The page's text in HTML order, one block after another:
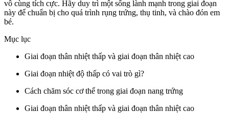
vô cùng tích cực. Hãy duy trì một sống lành mạnh trong giai đoạn
này để chuẩn bị cho quá trình rụng trứng, thụ tinh, và chào đón em
bé.
Mục lục
Giai đoạn thân nhiệt thấp và giai đoạn thân nhiệt cao
Giai đoạn nhiệt độ thấp có vai trò gì?
Cách chăm sóc cơ thể trong giai đoạn nang trứng
Giai đoạn thân nhiệt thấp và giai đoạn thân nhiệt cao